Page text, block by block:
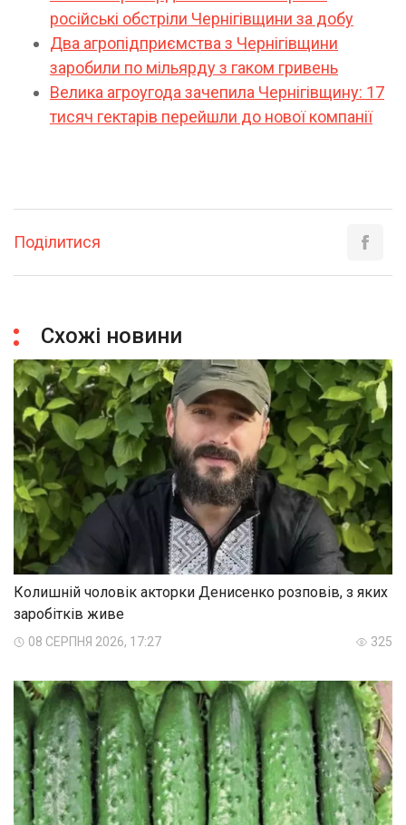
російські обстріли Чернігівщини за добу
Два агропідприємства з Чернігівщини
заробили по мільярду з гаком гривень
Велика агроугода зачепила Чернігівщину: 17
тисяч гектарів перейшли до нової компанії
Поділитися
Схожі новини
Колишній чоловік акторки Денисенко розповів, з яких
заробітків живе
08 СЕРПНЯ 2026, 17:27 325